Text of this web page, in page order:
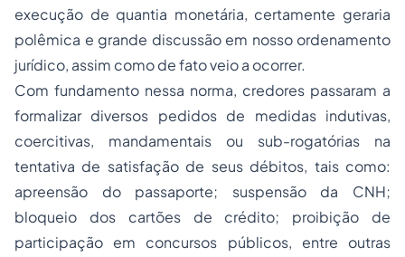
execução de quantia monetária, certamente geraria
polêmica e grande discussão em nosso ordenamento
jurídico, assim como de fato veio a ocorrer.
Com fundamento nessa norma, credores passaram a
formalizar diversos pedidos de medidas indutivas,
coercitivas, mandamentais ou sub-rogatórias na
tentativa de satisfação de seus débitos, tais como:
apreensão do passaporte; suspensão da CNH;
bloqueio dos cartões de crédito; proibição de
participação em concursos públicos, entre outras